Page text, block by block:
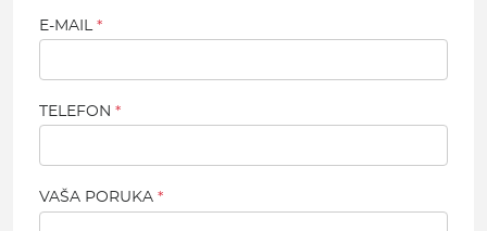
E-MAIL
TELEFON
VAŠA PORUKA